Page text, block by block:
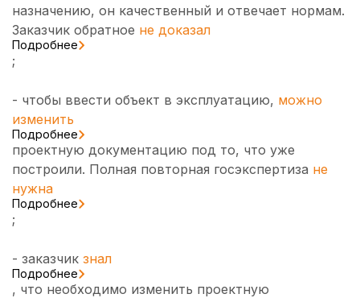
назначению, он качественный и отвечает нормам.
Заказчик обратное не доказал
Подробнее
;
- чтобы ввести объект в эксплуатацию, можно
изменить
Подробнее
проектную документацию под то, что уже
построили. Полная повторная госэкспертиза не
нужна
Подробнее
;
- заказчик знал
Подробнее
, что необходимо изменить проектную